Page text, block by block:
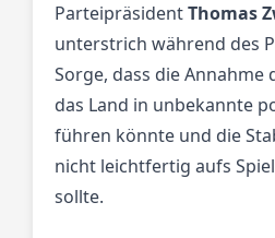
ParteipräsidentThomas
unterstrich während des
Sorge, dass die Annahme
das Land in unbekannte
führen könnte und die
nicht leichtfertig aufs
sollte.